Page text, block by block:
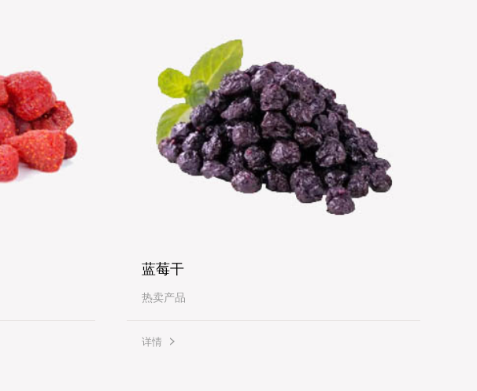
蓝莓干
热卖产品
详情